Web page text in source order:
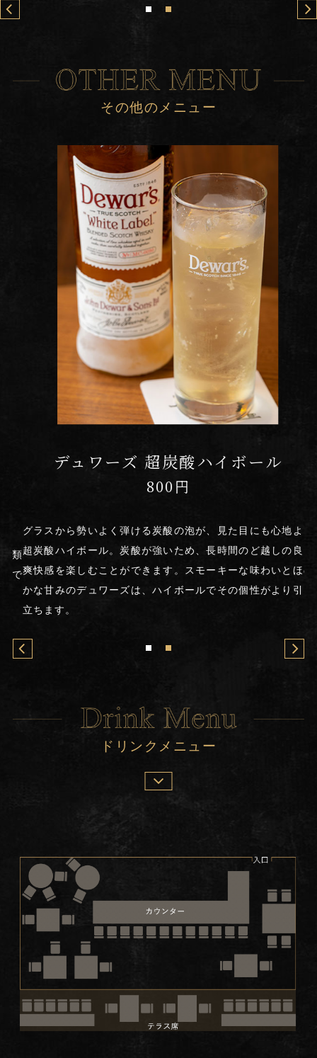
その他のメニュー
デュワーズ 超炭酸ハイボール
800円
グラスから勢いよく弾ける炭酸の泡が、見た目にも心地よい
超炭酸ハイボール。炭酸が強いため、長時間のど越しの良い
爽快感を楽しむことができます。スモーキーな味わいとほの
かな甘みのデュワーズは、ハイボールでその個性がより引き
立ちます。
豊
ドリンクメニュー